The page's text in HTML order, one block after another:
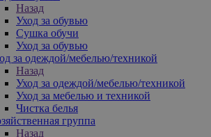
Назад
Уход за обувью
Сушка обучи
Уход за обувью
за одеждой/мебелью/техникой
Назад
Уход за одеждой/мебелью/техникой
Уход за мебелью и техникой
Чистка белья
группа
Назад